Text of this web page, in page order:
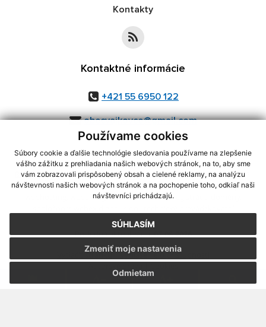
Používame cookies
Súbory cookie a ďalšie technológie sledovania používame na zlepšenie
vášho zážitku z prehliadania našich webových stránok, na to, aby sme
vám zobrazovali prispôsobený obsah a cielené reklamy, na analýzu
návštevnosti našich webových stránok a na pochopenie toho, odkiaľ naši
návštevníci prichádzajú.
SÚHLASÍM
Odmietam
Zmeniť moje nastavenia
Kontakty
Kontaktné informácie
+421 55 6950 122
obecvajkovce@gmail.com
využite možnosť získavania aktuálnych informácií s využitím RSS
CMS systém (redakčný) systém ECHELON 2,Mapa stránok,web portál
webex.digital, s.r.o.,domény,registrácia domény
Posledná aktualizácia:07.08.2026
Vytlačiť stránku|Vyhlásenie o prístupnosti